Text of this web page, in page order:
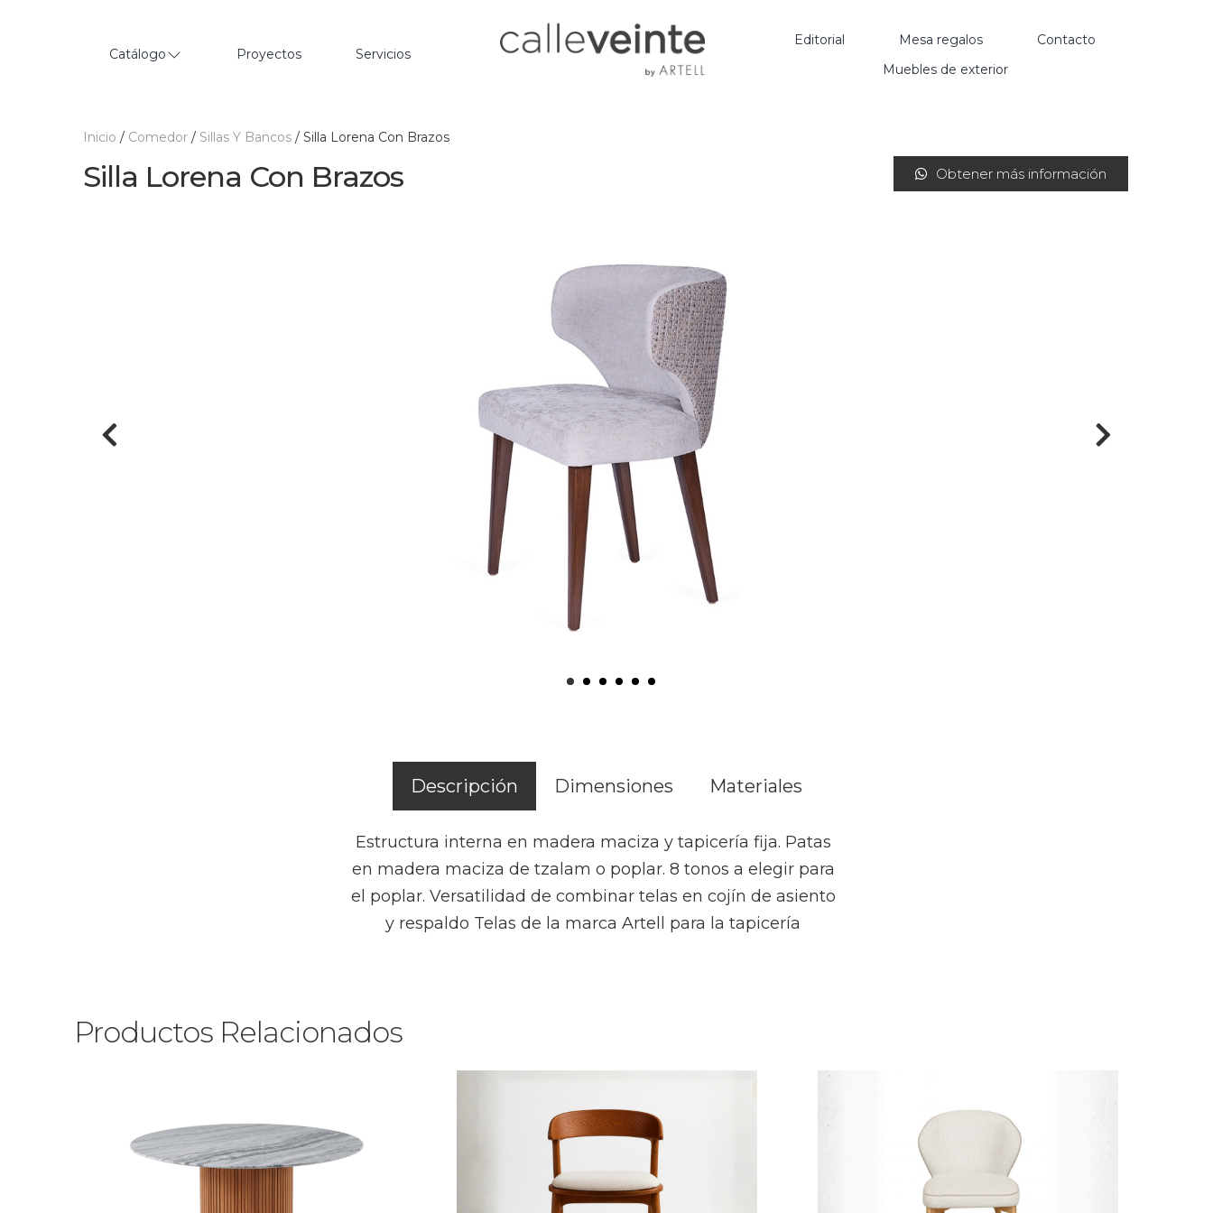
Catálogo Proyectos Servicios
Editorial Mesa regalos
Contacto
Muebles de exterior
Inicio / Comedor / Sillas Y Bancos / Silla Lorena Con Brazos
Silla Lorena Con Brazos Obtener más información
Descripción Dimensiones Materiales
Estructura interna en madera maciza y tapicería fija. Patas
en madera maciza de tzalam o poplar. 8 tonos a elegir para
el poplar. Versatilidad de combinar telas en cojín de asiento
y respaldo Telas de la marca Artell para la tapicería
Productos Relacionados